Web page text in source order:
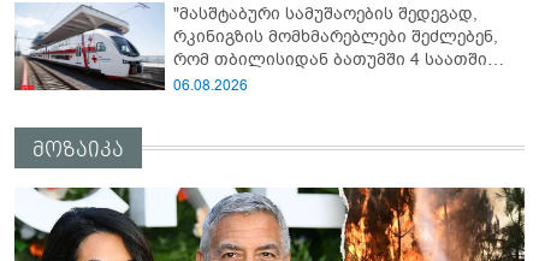
"მასშტაბური სამუშაოების შედეგად,
რკინიგზის მომხმარებლები შეძლებენ,
რომ თბილისიდან ბათუმში 4 საათში
იმგზავრონ"
06.08.2026
მოზაიკა